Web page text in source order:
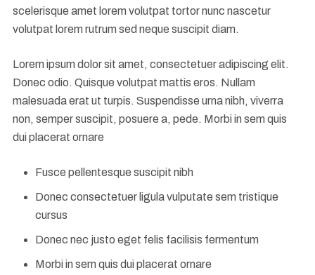
scelerisque amet lorem volutpat tortor nunc nascetur
volutpat lorem rutrum sed neque suscipit diam.
Lorem ipsum dolor sit amet, consectetuer adipiscing elit.
Donec odio. Quisque volutpat mattis eros. Nullam
malesuada erat ut turpis. Suspendisse urna nibh, viverra
non, semper suscipit, posuere a, pede. Morbi in sem quis
dui placerat ornare
Fusce pellentesque suscipit nibh
Donec consectetuer ligula vulputate sem tristique
cursus
Donec nec justo eget felis facilisis fermentum
Morbi in sem quis dui placerat ornare